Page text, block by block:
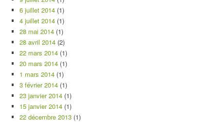
6 juillet 2014 (1)
4 juillet 2014 (1)
28 mai 2014 (1)
28 avril 2014 (2)
22 mars 2014 (1)
20 mars 2014 (1)
1 mars 2014 (1)
3 février 2014 (1)
23 janvier 2014 (1)
15 janvier 2014 (1)
22 décembre 2013 (1)